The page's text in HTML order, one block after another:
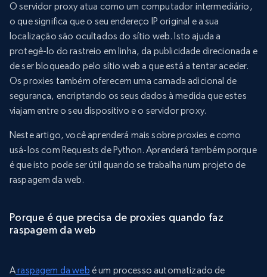
O servidor proxy atua como um computador intermediário,
o que significa que o seu endereço IP original e a sua
localização são ocultados do sítio web. Isto ajuda a
protegê-lo do rastreio em linha, da publicidade direcionada e
de ser bloqueado pelo sítio web a que está a tentar aceder.
Os proxies também oferecem uma camada adicional de
segurança, encriptando os seus dados à medida que estes
viajam entre o seu dispositivo e o servidor proxy.
Neste artigo, você aprenderá mais sobre proxies e como
usá-los com Requests de Python. Aprenderá também porque
é que isto pode ser útil quando se trabalha num projeto de
raspagem da web.
Porque é que precisa de proxies quando faz
raspagem da web
Araspagem da web é um processo automatizado de